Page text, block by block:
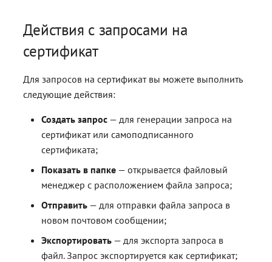
Действия с запросами на
сертификат
Для запросов на сертификат вы можете выполнить
следующие действия:
Создать запрос — для генерации запроса на
сертификат или самоподписанного
сертификата;
Показать в папке — открывается файловый
менеджер с расположением файла запроса;
Отправить — для отправки файла запроса в
новом почтовом сообщении;
Экспортировать — для экспорта запроса в
файл. Запрос экспортируется как сертификат;